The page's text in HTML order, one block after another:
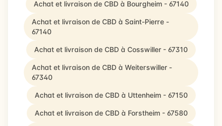
Achat et livraison de CBD à Bourgheim - 67140
Achat et livraison de CBD à Saint-Pierre -
67140
Achat et livraison de CBD à Cosswiller - 67310
Achat et livraison de CBD à Weiterswiller -
67340
Achat et livraison de CBD à Uttenheim - 67150
Achat et livraison de CBD à Forstheim - 67580